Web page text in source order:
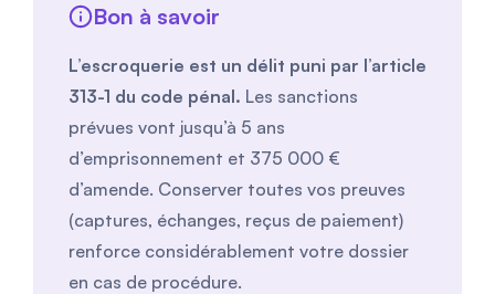
Bon à savoir
L’escroquerie est un délit puni par l’article
313-1 du code pénal. Les sanctions
prévues vont jusqu’à 5 ans
d’emprisonnement et 375 000 €
d’amende. Conserver toutes vos preuves
(captures, échanges, reçus de paiement)
renforce considérablement votre dossier
en cas de procédure.